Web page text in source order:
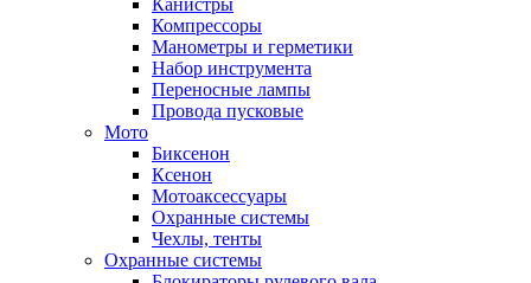
Компрессоры
Манометры и герметики
Набор инструмента
Переносные лампы
Провода пусковые
Мото
Биксенон
Ксенон
Мотоаксессуары
Охранные системы
Чехлы, тенты
Охранные системы